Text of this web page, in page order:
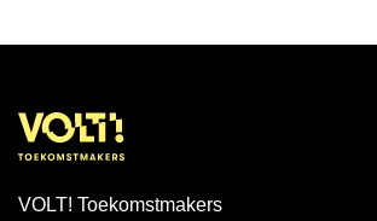
VOLT! Toekomstmakers